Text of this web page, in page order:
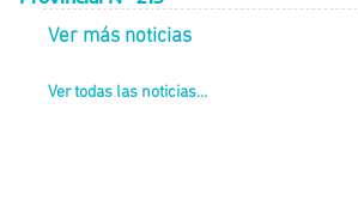
Ver más noticias
Ver todas las noticias...